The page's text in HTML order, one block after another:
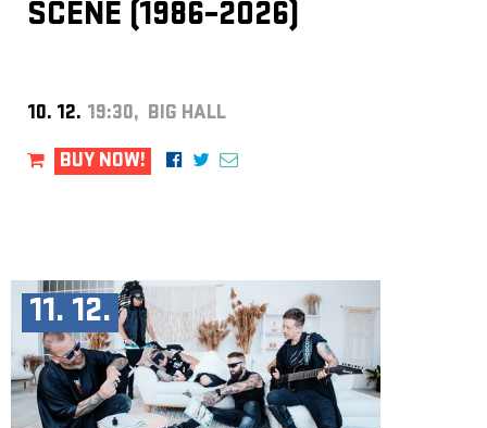
SCÉNĚ (1986–2026)
10. 12. 19:30, BIG HALL
BUY NOW!
11. 12.